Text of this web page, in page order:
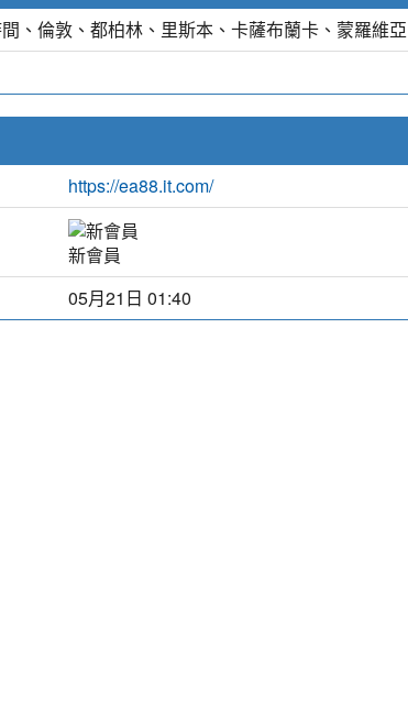
、倫敦、都柏林、里斯本、卡薩布蘭卡、蒙羅維亞
https://ea88.it.com/
新會員
05月21日 01:40